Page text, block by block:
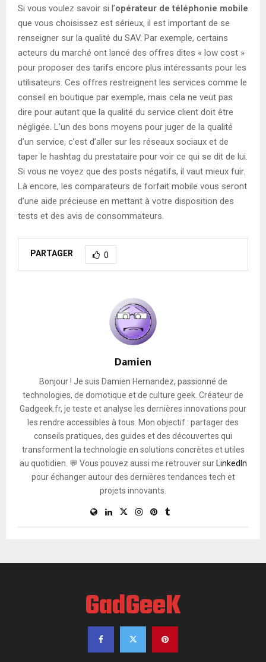
Si vous voulez savoir si l’opérateur de téléphonie mobile
que vous choisissez est sérieux, il est important de se
renseigner sur la qualité du SAV. Par exemple, certains
acteurs du marché ont lancé des offres dites « low cost »
pour proposer des tarifs encore plus intéressants pour les
utilisateurs. Ces offres restreignent les services comme le
conseil en boutique par exemple, mais cela ne veut pas
dire pour autant que la qualité du service client doit être
négligée. L’un des bons moyens pour juger de la qualité
d’un service, c’est d’aller sur les réseaux sociaux et de
taper le hashtag du prestataire pour voir ce qui se dit de lui.
Si vous ne voyez que des posts négatifs, il vaut mieux fuir.
Là encore, les comparateurs de forfait mobile vous seront
d’une aide précieuse en mettant à votre disposition des
tests et des avis de consommateurs.
PARTAGER 0
Damien
Bonjour ! Je suis Damien Hernandez, passionné de
technologies, de domotique et de culture geek. Créateur de
Gadgeek.fr, je teste et analyse les dernières innovations pour
les rendre accessibles à tous. Mon objectif : partager des
conseils pratiques, des guides et des découvertes qui
transforment la technologie en solutions concrètes et utiles
au quotidien. 💬 Vous pouvez aussi me retrouver sur LinkedIn
pour échanger autour des dernières tendances tech et
projets innovants.
GadGeeK